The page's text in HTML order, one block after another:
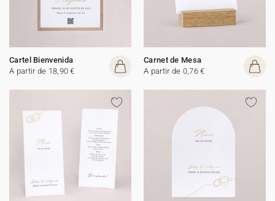
Cartel Bienvenida
A partir de 18,90 €
Carnet de Mesa
A partir de 0,76 €